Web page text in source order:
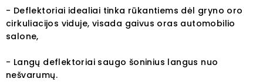
- Deflektoriai idealiai tinka rūkantiems dėl gryno oro
cirkuliacijos viduje, visada gaivus oras automobilio
salone,
- Langų deflektoriai saugo šoninius langus nuo
nešvarumų.